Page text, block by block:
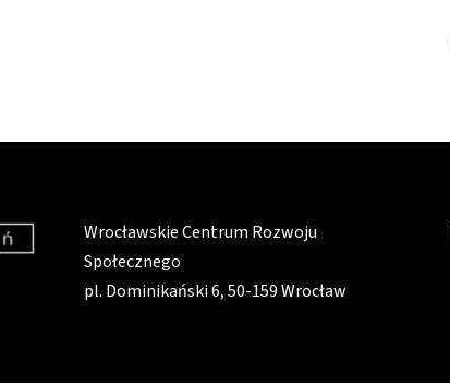
Wrocławskie Centrum Rozwoju
Społecznego
pl. Dominikański 6, 50-159 Wrocław